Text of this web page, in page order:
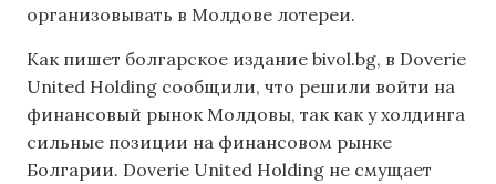
организовывать в Молдове лотереи.
Как пишет болгарское издание bivol.bg, в Doverie
United Holding сообщили, что решили войти на
финансовый рынок Молдовы, так как у холдинга
сильные позиции на финансовом рынке
Болгарии. Doverie United Holding не смущает